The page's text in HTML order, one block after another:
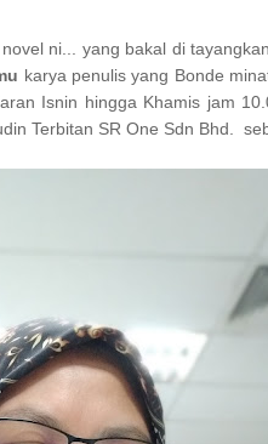
ni... yang bakal di
karya penulis yang Bonde
Isnin hingga Khamis jam
Terbitan SR One Sdn Bhd.